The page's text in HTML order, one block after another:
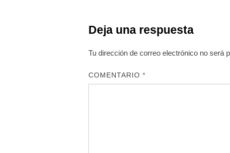
Deja una respuesta
Tu dirección de correo electrónico no será
COMENTARIO*